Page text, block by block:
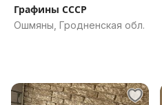
Графины СССР
Ошмяны, Гродненская обл.